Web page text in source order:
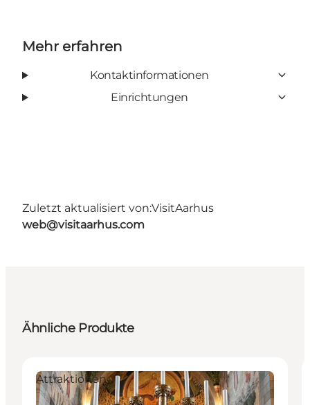
Mehr erfahren
Kontaktinformationen
Einrichtungen
Zuletzt aktualisiert von:VisitAarhus
web@visitaarhus.com
Ähnliche Produkte
Attraktionen